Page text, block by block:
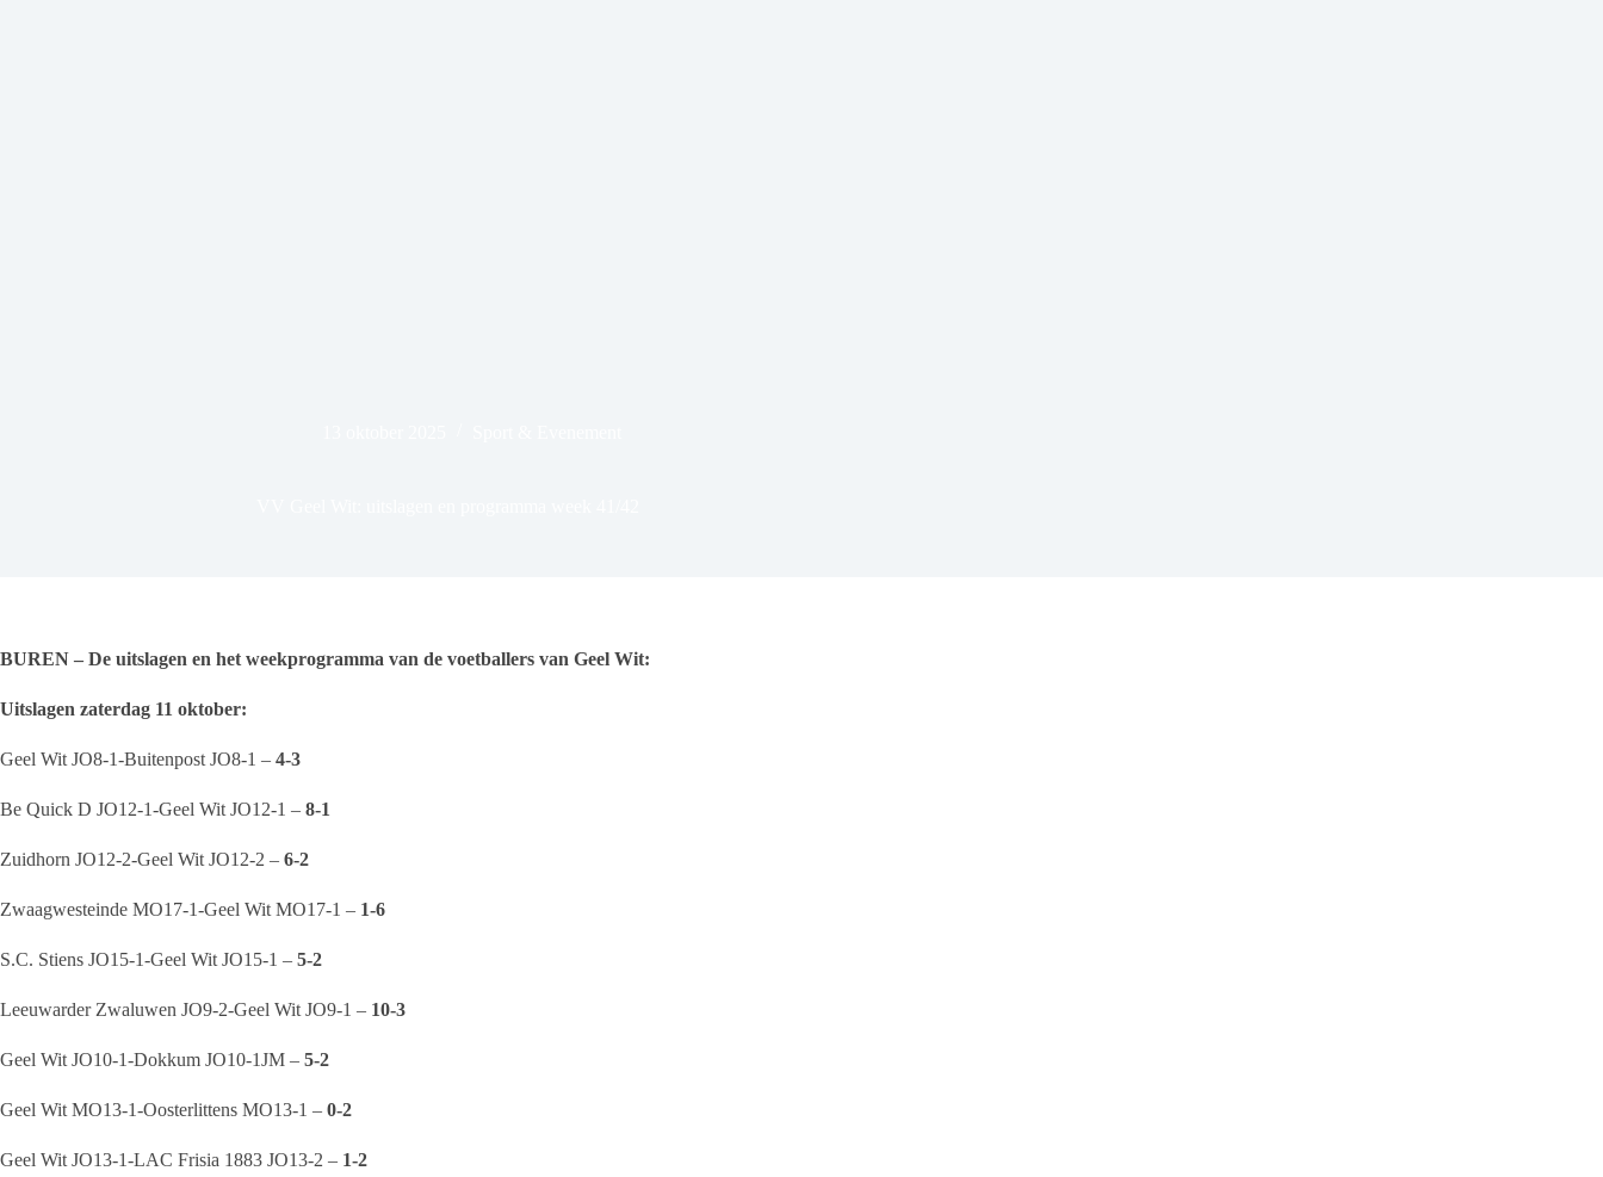
BUREN – De uitslagen en het weekprogramma van de voetballers van Geel Wit:
Uitslagen zaterdag 11 oktober:
Geel Wit JO8-1-Buitenpost JO8-1 – 4-3
Be Quick D JO12-1-Geel Wit JO12-1 – 8-1
Zuidhorn JO12-2-Geel Wit JO12-2 – 6-2
Zwaagwesteinde MO17-1-Geel Wit MO17-1 – 1-6
S.C. Stiens JO15-1-Geel Wit JO15-1 – 5-2
Leeuwarder Zwaluwen JO9-2-Geel Wit JO9-1 – 10-3
Geel Wit JO10-1-Dokkum JO10-1JM – 5-2
Geel Wit MO13-1-Oosterlittens MO13-1 – 0-2
Geel Wit JO13-1-LAC Frisia 1883 JO13-2 – 1-2